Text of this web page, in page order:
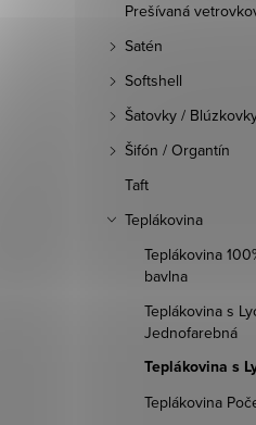
Prešívaná
Satén
Softshell
Šatovky /
Šifón / Organtín
Taft
Teplákovina
Teplákovina
bavlna
Teplákovina s
Jednofarebná
Teplákovina s
Teplákovina